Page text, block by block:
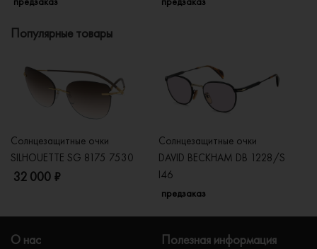
Популярные товары
Солнцезащитные очки
SILHOUETTE SG 8175 7530
32 000 ₽
Солнцезащитные очки
DAVID BECKHAM DB 1228/S
I46
предзаказ
О нас
Полезная информация